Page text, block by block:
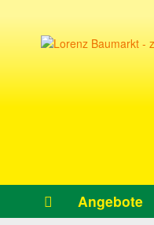
Angebote